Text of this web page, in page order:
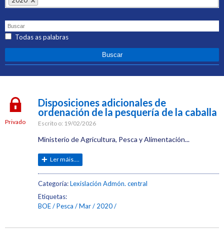
Todas as palabras
Privado
Disposiciones adicionales de
ordenación de la pesquería de la caballa
Escrito o: 19/02/2026
Ministerio de Agricultura, Pesca y Alimentación...
Ler máis....
Categoría:Lexislación Admón. central
Etiquetas:
BOE
Pesca Mar 2020